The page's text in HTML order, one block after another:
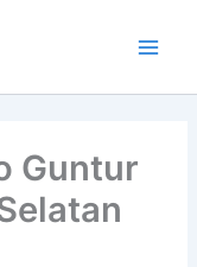
Guntur